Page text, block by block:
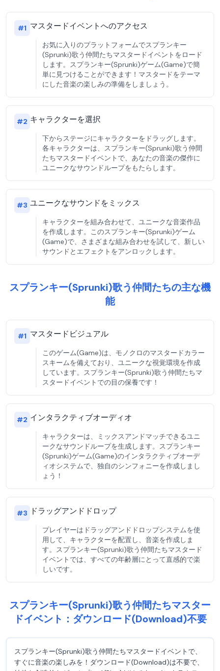
#1 マスタードイベントへのアクセス
お気に入りのプラットフォームでスプランキー
(Sprunki)歌う仲間たちマスタードイベントをロード
します。スプランキー(Sprunki)ゲーム(Game)で簡
単に見つけることができます！マスタードをテーマ
にした音楽の楽しみの準備をしましょう。
#2 キャラクターを選択
下からステージにキャラクターをドラッグします。
各キャラクターは、スプランキー(Sprunki)歌う仲間
たちマスタードイベントで、あなたの音楽の傑作に
ユニークなサウンドループをもたらします。
#3 ユニークなサウンドをミックス
キャラクターを組み合わせて、ユニークな音楽作品
を作成します。このスプランキー(Sprunki)ゲーム
(Game)で、さまざまな組み合わせを試して、新しい
サウンドとエフェクトをアンロックします。
スプランキー(Sprunki)歌う仲間たちの主な機
能
#1 マスタードビジュアル
このゲーム(Game)は、モノクロのマスタードカラー
スキームを備えており、ユニークな視覚環境を作成
しています。スプランキー(Sprunki)歌う仲間たちマ
スタードイベントでの目の保養です！
#2 インタラクティブオーディオ
キャラクターは、ミックスアンドマッチできるユニ
ークなサウンドループを生成します。スプランキー
(Sprunki)ゲーム(Game)のインタラクティブオーデ
ィオシステムで、独自のシンフォニーを作成しまし
ょう！
#3 ドラッグアンドドロップ
プレイヤーはドラッグアンドドロップシステムを使
用して、キャラクターを配置し、音楽を作成しま
す。スプランキー(Sprunki)歌う仲間たちマスタード
イベントでは、すべての年齢層にとって直感的で楽
しいです。
スプランキー(Sprunki)歌う仲間たちマスター
ドイベント：ダウンロード(Download)不要
スプランキー(Sprunki)歌う仲間たちマスタードイベントで、
すぐに音楽の楽しみを！ダウンロード(Download)は不要で、